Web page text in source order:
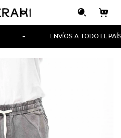
ENVÍOS A TODO EL PAÍS